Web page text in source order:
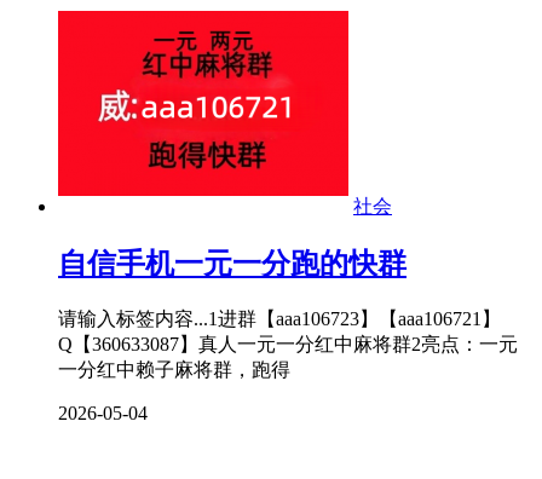
社会
自信手机一元一分跑的快群
请输入标签内容...1进群【aaa106723】【aaa106721】
Q【360633087】真人一元一分红中麻将群2亮点：一元
一分红中赖子麻将群，跑得
2026-05-04